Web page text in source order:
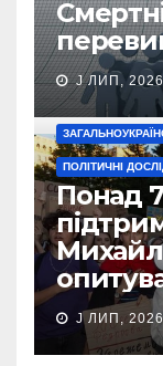
J ЛИП, 2026
ПОЛІТИЧНІ
Понад
J ЛИП, 2026